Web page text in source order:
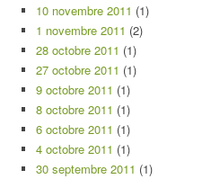
10 novembre 2011 (1)
1 novembre 2011 (2)
28 octobre 2011 (1)
27 octobre 2011 (1)
9 octobre 2011 (1)
8 octobre 2011 (1)
6 octobre 2011 (1)
4 octobre 2011 (1)
30 septembre 2011 (1)